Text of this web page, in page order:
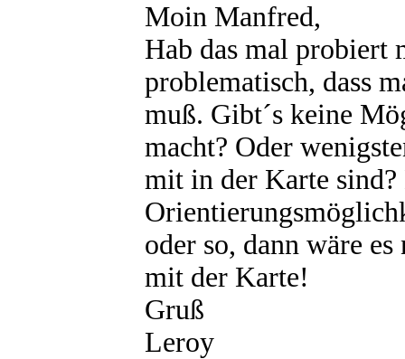
Moin Manfred,
Hab das mal probiert
problematisch, dass
muß. Gibt´s keine
macht? Oder
mit in der Karte sind?
oder so, dann wäre
mit der Karte!
Gruß
Leroy